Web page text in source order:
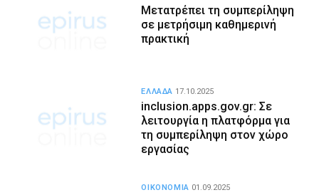
Μετατρέπει τη συμπερίληψη
σε μετρήσιμη καθημερινή
πρακτική
inclusion.apps.gov.gr: Σε
λειτουργία η πλατφόρμα για
τη συμπερίληψη στον χώρο
εργασίας
ΕΛΛΑΔΑ 17.10.2025
ΟΙΚΟΝΟΜΙΑ 01.09.2025